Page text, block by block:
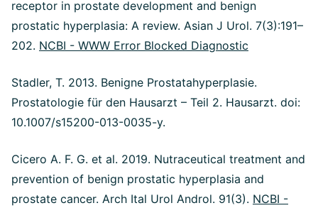
receptor in prostate development and benign
prostatic hyperplasia: A review. Asian J Urol. 7(3):191–
202. NCBI - WWW Error Blocked Diagnostic
Stadler, T. 2013. Benigne Prostatahyperplasie.
Prostatologie für den Hausarzt – Teil 2. Hausarzt. doi:
10.1007/s15200-013-0035-y.
Cicero A. F. G. et al. 2019. Nutraceutical treatment and
prevention of benign prostatic hyperplasia and
prostate cancer. Arch Ital Urol Androl. 91(3). NCBI -